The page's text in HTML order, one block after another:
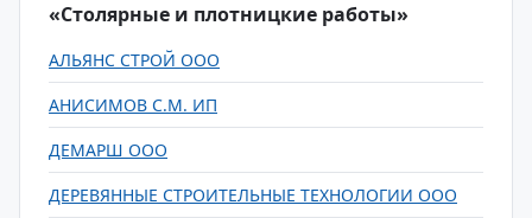
«Столярные и плотницкие работы»
АЛЬЯНС СТРОЙ ООО
АНИСИМОВ С.М. ИП
ДЕМАРШ ООО
ДЕРЕВЯННЫЕ СТРОИТЕЛЬНЫЕ ТЕХНОЛОГИИ ООО